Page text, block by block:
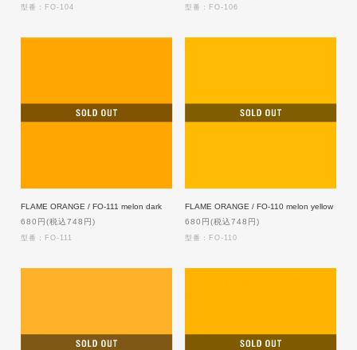
型番：FO-104 型番：FO-106
FLAME ORANGE / FO-111 melon dark
680円(税込748円)
型番：FO-111
FLAME ORANGE / FO-110 melon yellow
680円(税込748円)
型番：FO-110